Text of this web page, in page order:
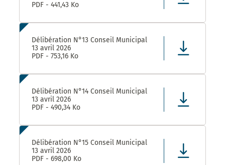
PDF - 441,43 Ko
Délibération N°13 Conseil Municipal
13 avril 2026
PDF - 753,16 Ko
Délibération N°14 Conseil Municipal
13 avril 2026
PDF - 490,34 Ko
Délibération N°15 Conseil Municipal
13 avril 2026
PDF - 698,00 Ko